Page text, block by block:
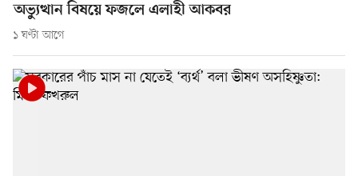
অভ্যুত্থান বিষয়ে ফজলে এলাহী আকবর
১ ঘণ্টা আগে